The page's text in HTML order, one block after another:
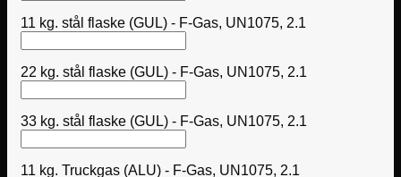
11 kg. stål flaske (GUL) - F-Gas, UN1075, 2.1
22 kg. stål flaske (GUL) - F-Gas, UN1075, 2.1
33 kg. stål flaske (GUL) - F-Gas, UN1075, 2.1
11 kg. Truckgas (ALU) - F-Gas, UN1075, 2.1